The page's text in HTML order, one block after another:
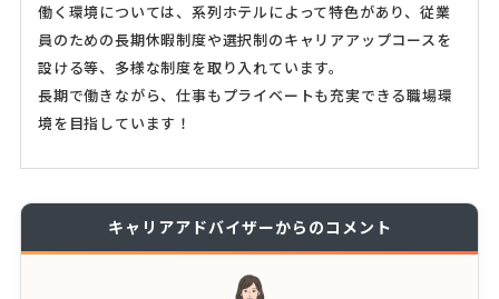
働く環境については、系列ホテルによって特色があり、従業
員のための長期休暇制度や選択制のキャリアアップコースを
設ける等、多様な制度を取り入れています。
長期で働きながら、仕事もプライベートも充実できる職場環
境を目指しています！
キャリアアドバイザーからのコメント